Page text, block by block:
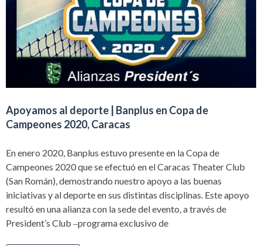
Apoyamos al deporte | Banplus en Copa de
Campeones 2020, Caracas
En enero 2020, Banplus estuvo presente en la Copa de
Campeones 2020 que se efectuó en el Caracas Theater Club
(San Román), demostrando nuestro apoyo a las buenas
iniciativas y al deporte en sus distintas disciplinas. Este apoyo
resultó en una alianza con la sede del evento, a través de
President’s Club ‒programa exclusivo de